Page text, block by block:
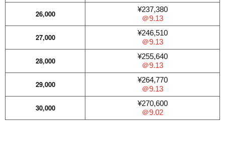
26,000
¥237,380
＠9.13
27,000
¥246,510
＠9.13
28,000
¥255,640
＠9.13
29,000
¥264,770
＠9.13
30,000
¥270,600
＠9.02